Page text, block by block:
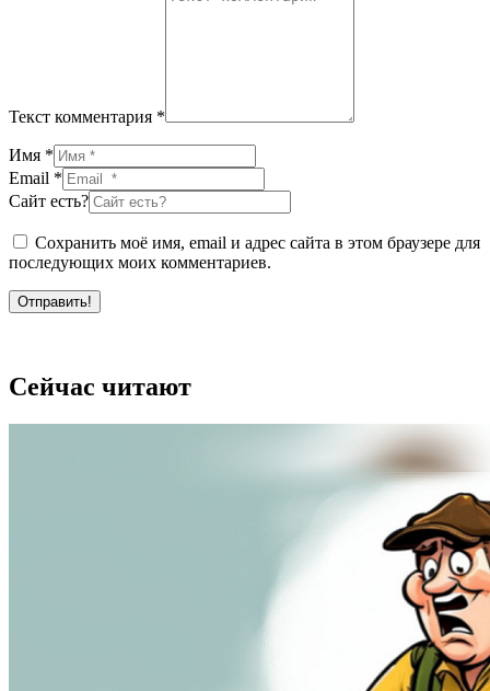
Текст комментария *
Имя *
Email *
Сайт есть?
Сохранить моё имя, email и адрес сайта в этом браузере для
последующих моих комментариев.
Отправить!
Сейчас читают